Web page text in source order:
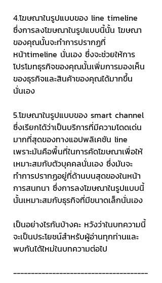
4.โฆษณาในรูปแบบของ line timeline
ซึ่งการลงโฆษณาในรูปแบบนี้นั้น โฆษณา
ของคุณนั้นจะทำการปรากฏที่
หน้าtimeline นั่นเอง ซึ่งจะช่วยให้การ
โปรโมทธุรกิจของคุณนั้นเพิ่มการมองเห็น
ของธุรกิจและสินค้าของคุณได้มากขึ้น
นั่นเอง
5.โฆษณาในรูปแบบของ smart channel
ซึ่งเรียกได้ว่าเป็นบริการที่มีความโดดเด่น
มากที่สุดของทางแอปพลิเคชัน line
เพราะมันคือพื้นที่ในการคัดโฆษณาเพื่อให้
เหมาะสมกับตัวบุคคลนั่นเอง ซึ่งมันจะ
ทำการปรากฏอยู่ที่ด้านบนสุดของในหน้า
การสนทนา ซึ่งการลงโฆษณาในรูปแบบนี้
นั้นเหมาะสมกับธุรกิจที่มีขนาดเล็กนั่นเอง
เป็นอย่างไรกันบ้างคะ หวังว่าในบทความนี้
จะเป็นประโยชน์สำหรับผู้อ่านทุกท่านและ
พบกันได้ใหม่ในบทความต่อไป
--------------------------------------